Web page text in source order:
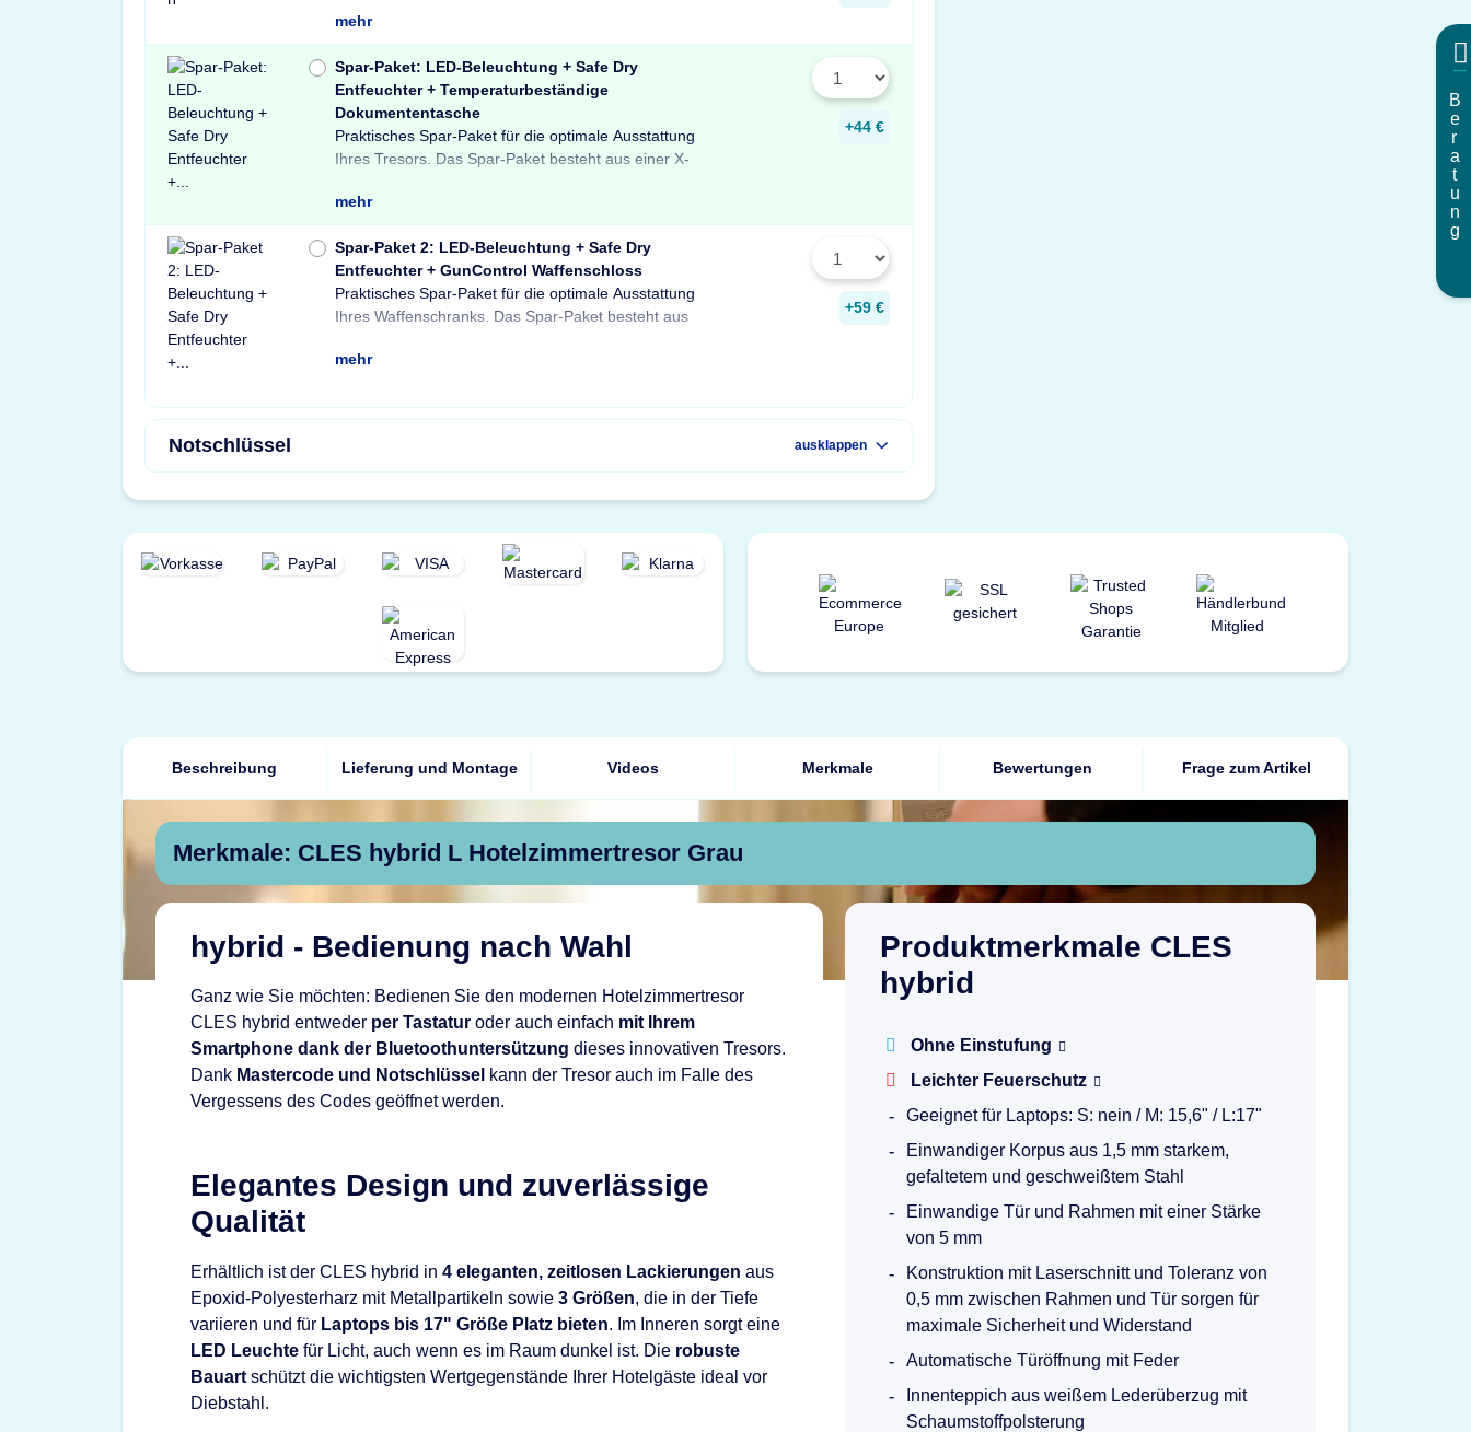
mehr
Spar-Paket: LED-Beleuchtung + Safe Dry
Entfeuchter + Temperaturbeständige
Dokumententasche
Praktisches Spar-Paket für die optimale Ausstattung
Ihres Tresors. Das Spar-Paket besteht aus einer X-
Light LED-Tresorbeleuchtung mit Bewegungssensor,
einem Safe Dry Entfeuchter für Schränke und
Tresore sowie einer temperaturbeständigen
Dokumententasche. Profitieren Sie von dem
mehr
+44 €
Spar-Paket 2: LED-Beleuchtung + Safe Dry
Entfeuchter + GunControl Waffenschloss
Praktisches Spar-Paket für die optimale Ausstattung
Ihres Waffenschranks. Das Spar-Paket besteht aus
einer X-Light LED-Tresorbeleuchtung mit
Bewegungssensor, einem Safe Dry Entfeuchter für
Schränke und Tresore sowie einem GunControl
Waffenschloss. Profitieren Sie von dem
mehr
+59 €
Notschlüssel ausklappen
Beschreibung Lieferung und Montage Videos Merkmale Bewertungen Frage zum Artikel
Merkmale: CLES hybrid L Hotelzimmertresor Grau
hybrid - Bedienung nach Wahl
Ganz wie Sie möchten: Bedienen Sie den modernen Hotelzimmertresor
CLES hybrid entweder per Tastatur oder auch einfach mit Ihrem
Smartphone dank der Bluetoothuntersützung dieses innovativen Tresors.
Dank Mastercode und Notschlüssel kann der Tresor auch im Falle des
Vergessens des Codes geöffnet werden.
Elegantes Design und zuverlässige
Qualität
Erhältlich ist der CLES hybrid in 4 eleganten, zeitlosen Lackierungen aus
Epoxid-Polyesterharz mit Metallpartikeln sowie 3 Größen, die in der Tiefe
variieren und für Laptops bis 17" Größe Platz bieten. Im Inneren sorgt eine
LED Leuchte für Licht, auch wenn es im Raum dunkel ist. Die robuste
Bauart schützt die wichtigsten Wertgegenstände Ihrer Hotelgäste ideal vor
Diebstahl.
Produktmerkmale CLES
hybrid
Ohne Einstufung
Leichter Feuerschutz
Geeignet für Laptops: S: nein / M: 15,6" / L:17"
Einwandiger Korpus aus 1,5 mm starkem,
gefaltetem und geschweißtem Stahl
Einwandige Tür und Rahmen mit einer Stärke
von 5 mm
Konstruktion mit Laserschnitt und Toleranz von
0,5 mm zwischen Rahmen und Tür sorgen für
maximale Sicherheit und Widerstand
Automatische Türöffnung mit Feder
Innenteppich aus weißem Lederüberzug mit
Schaumstoffpolsterung
Beratung